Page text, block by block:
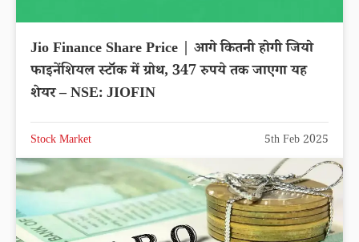
Jio Finance Share Price | आगे कितनी होगी जियो
फाइनेंशियल स्टॉक में ग्रोथ, 347 रुपये तक जाएगा यह
शेयर – NSE: JIOFIN
Stock Market 5th Feb 2025